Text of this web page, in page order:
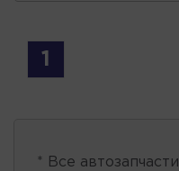
1
* Все автозапчасти